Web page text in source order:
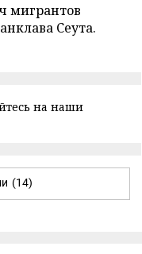
мигрантов
Сеута.
на наши
(14)